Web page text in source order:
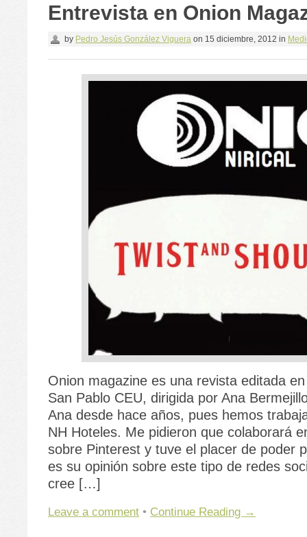
Entrevista en Onion
by Pedro Jesús González Viguera on 15 diciembre, 2012 in
Onion magazine es una revista editada
San Pablo CEU, dirigida por Ana
Ana desde hace años, pues hemos
NH Hoteles. Me pidieron que colaborará
sobre Pinterest y tuve el placer de poder
es su opinión sobre este tipo de redes
cree […]
Leave a comment • Continue Reading →